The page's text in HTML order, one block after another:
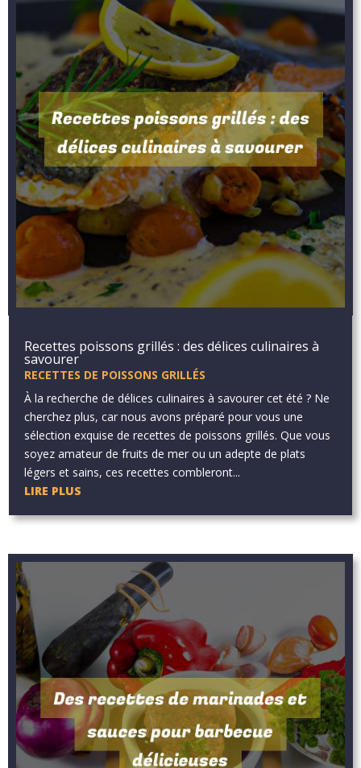
Recettes poissons grillés : des délices culinaires à
savourer
RECETTES DE POISSONS GRILLÉS
À la recherche de délices culinaires à savourer cet été ? Ne
cherchez plus, car nous avons préparé pour vous une
sélection exquise de recettes de poissons grillés. Que vous
soyez amateur de fruits de mer ou un adepte de plats
légers et sains, ces recettes combleront...
LIRE PLUS